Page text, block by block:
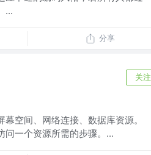
...
分享
关注
空间、网络连接、数据库资源。
问一个资源所需的步骤。...